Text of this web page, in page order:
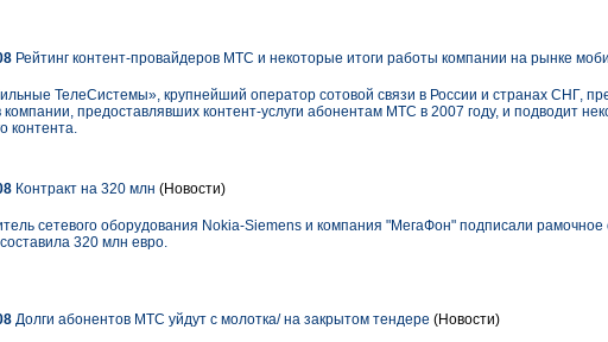
Рейтинг контент-провайдеров МТС и некоторые итоги работы компании на рынке
ТелеСистемы», крупнейший оператор сотовой связи в России и странах СНГ,
компании, предоставлявших контент-услуги абонентам МТС в 2007 году, и подводит
контента.
Контракт на 320 млн (Новости)
сетевого оборудования Nokia-Siemens и компания "МегаФон" подписали
320 млн евро.
Долги абонентов МТС уйдут с молотка/ на закрытом тендере (Новости)